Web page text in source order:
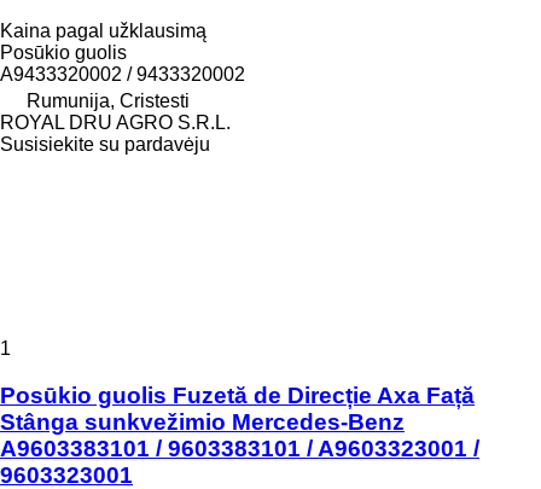
Kaina pagal užklausimą
Posūkio guolis
A9433320002 / 9433320002
Rumunija, Cristesti
ROYAL DRU AGRO S.R.L.
Susisiekite su pardavėju
1
Posūkio guolis Fuzetă de Direcție Axa Față
Stânga sunkvežimio Mercedes-Benz
A9603383101 / 9603383101 / A9603323001 /
9603323001